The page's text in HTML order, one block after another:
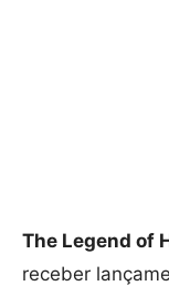
The Legend of
receber